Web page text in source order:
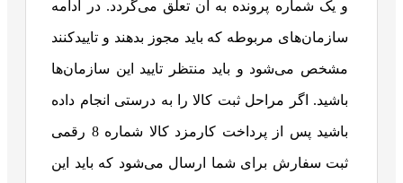
و یک شماره پرونده به آن تعلق می‌گردد. در ادامه
سازمان‌های مربوطه که باید مجوز بدهند و تاییدکنند
مشخص می‌شود و باید منتظر تایید این سازمان‌ها
باشید. اگر مراحل ثبت کالا را به درستی انجام داده
باشید پس از پرداخت کارمزد کالا شماره 8 رقمی
ثبت سفارش برای شما ارسال می‌شود که باید این